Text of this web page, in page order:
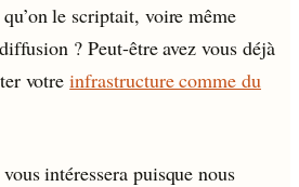
le scriptait, voire même
? Peut-être avez vous déjà
votreinfrastructure comme du
intéressera puisque nous